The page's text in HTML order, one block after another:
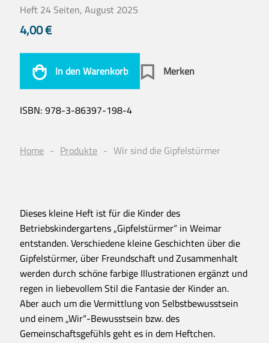
Heft 24 Seiten, August 2025
4,00€
In den Warenkorb Merken
ISBN:978-3-86397-198-4
Home Produkte Wir sind die Gipfelstürmer
Dieses kleine Heft ist für die Kinder des
Betriebskindergartens „Gipfelstürmer“ in Weimar
entstanden. Verschiedene kleine Geschichten über die
Gipfelstürmer, über Freundschaft und Zusammenhalt
werden durch schöne farbige Illustrationen ergänzt und
regen in liebevollem Stil die Fantasie der Kinder an.
Aber auch um die Vermittlung von Selbstbewusstsein
und einem „Wir“-Bewusstsein bzw. des
Gemeinschaftsgefühls geht es in dem Heftchen.